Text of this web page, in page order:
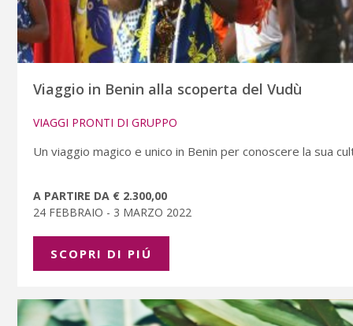
Viaggio in Benin alla scoperta del Vudù
VIAGGI PRONTI DI GRUPPO
Un viaggio magico e unico in Benin per conoscere la sua
A PARTIRE DA € 2.300,00
24 FEBBRAIO - 3 MARZO 2022
SCOPRI DI PIÚ